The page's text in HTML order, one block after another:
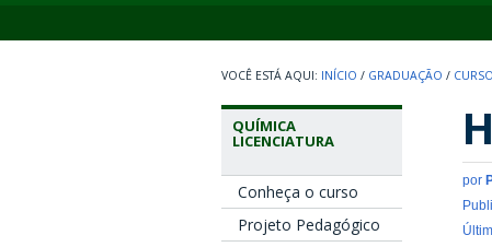
INÍCIO / GRADUAÇÃO /
QUÍMICA
LICENCIATURA
Conheça o curso
Projeto Pedagógico
por